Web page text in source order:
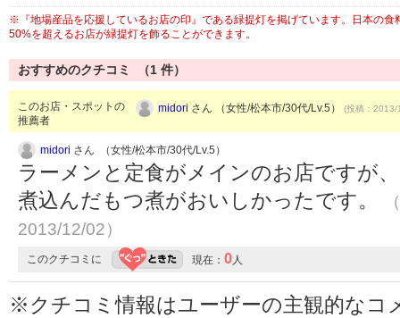
※『地場産品を応援しているお店の印』である緑提灯を掲げています。日本の
50%を超えるお店が緑提灯を飾ることができます。
おすすめのクチコミ （1 件）
このお店・スポットの
推薦者
midori さん （女性/松本市/30代/Lv.5） (投稿：
midori さん （女性/松本市/30代/Lv.5）
ラーメンと定食がメインのお店ですが
煮込んだもつ煮がおいしかったです。
2013/12/02）
このクチコミに 現在： 0人
※クチコミ情報はユーザーの主観的なコ